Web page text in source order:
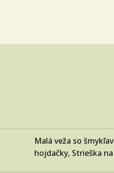
Malá veža so
hojdačky, Strieška